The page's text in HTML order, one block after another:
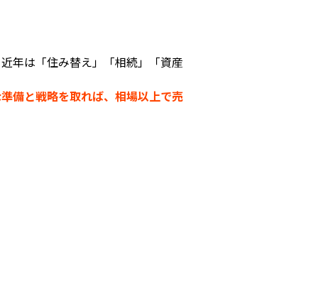
年は「住み替え」「相続」「資産
備と戦略を取れば、相場以上で売